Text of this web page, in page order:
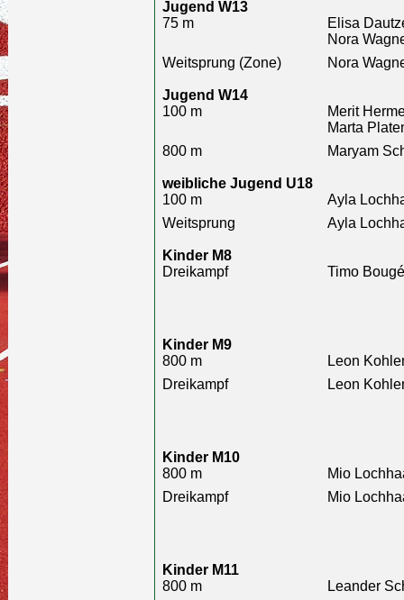
Jugend W13
75 m
Elisa
Nora
Weitsprung (Zone)
Nora
Jugend W14
100 m
Merit
Marta
800 m
Maryam
weibliche Jugend U18
100 m
Ayla
Weitsprung
Ayla
Kinder M8
Dreikampf
Timo
Kinder M9
800 m
Leon
Dreikampf
Leon
Kinder M10
800 m
Mio
Dreikampf
Mio
Kinder M11
800 m
Leander